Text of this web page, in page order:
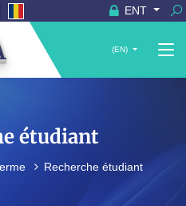
ENT
(EN)
étudiant
Recherche étudiant